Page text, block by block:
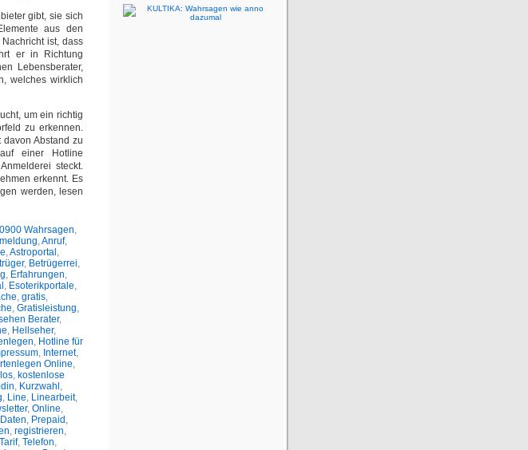
gibt, sie sich
aus den
ist, dass
er in Richtung
Lebensberater,
welches wirklich
um ein richtig
zu erkennen.
Abstand zu
einer Hotline
steckt.
erkennt. Es
werden, lesen
0900 Wahrsagen,
,Anruf,
,Astroportal ,
, Betrügerrei,
, Erfahrungen,
, Esoterikportale,
, gratis,
, Gratisleistung,
Berater,
, Hellseher,
, Hotline für
, Internet,
Online,
, kostenlose
, Kurzwahl ,
, Line, Linearbeit,
, Online,
, Prepaid ,
, registrieren,
Tarif, Telefon,